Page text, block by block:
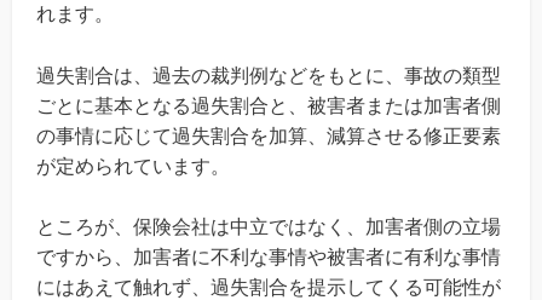
れます。
過失割合は、過去の裁判例などをもとに、事故の類型
ごとに基本となる過失割合と、被害者または加害者側
の事情に応じて過失割合を加算、減算させる修正要素
が定められています。
ところが、保険会社は中立ではなく、加害者側の立場
ですから、加害者に不利な事情や被害者に有利な事情
にはあえて触れず、過失割合を提示してくる可能性が